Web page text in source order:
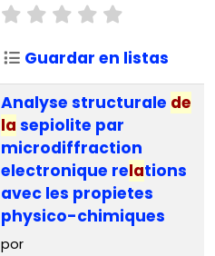
Guardar en listas
Analyse structurale de
la sepiolite par
microdiffraction
electronique relations
avec les propietes
physico-chimiques
por